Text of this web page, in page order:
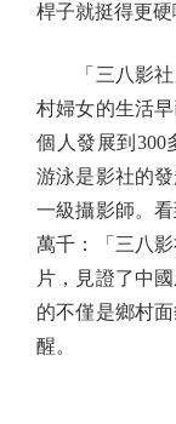
桿子就挺得更硬
「三八影社
村婦女的生活
個人發展到300
游泳是影社的
一級攝影師。
萬千：「三八
片，見證了中
的不僅是鄉村
醒。